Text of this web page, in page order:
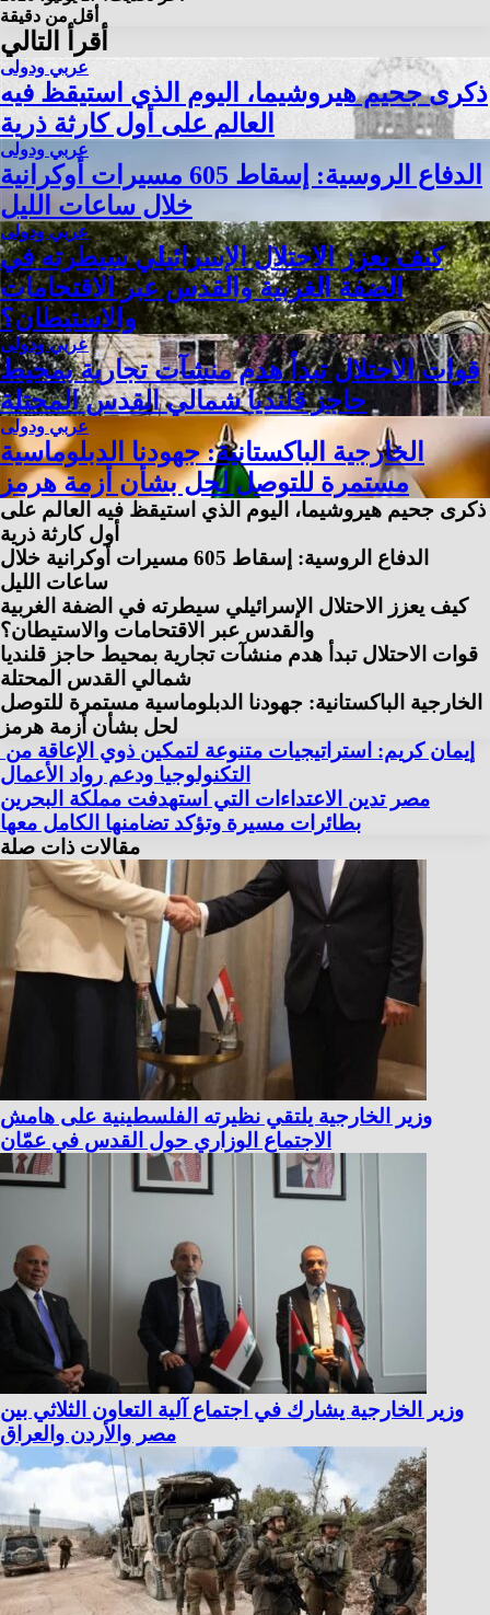
أقل من دقيقة
أقرأ التالي
عربي ودولى
ذكرى جحيم هيروشيما، اليوم الذي استيقظ فيه
العالم على أول كارثة ذرية
عربي ودولى
الدفاع الروسية: إسقاط 605 مسيرات أوكرانية
خلال ساعات الليل
عربي ودولى
كيف يعزز الاحتلال الإسرائيلي سيطرته في
الضفة الغربية والقدس عبر الاقتحامات
والاستيطان؟
عربي ودولى
قوات الاحتلال تبدأ هدم منشآت تجارية بمحيط
حاجز قلنديا شمالي القدس المحتلة
عربي ودولى
الخارجية الباكستانية: جهودنا الدبلوماسية
مستمرة للتوصل لحل بشأن أزمة هرمز
ذكرى جحيم هيروشيما، اليوم الذي استيقظ فيه العالم على
أول كارثة ذرية
الدفاع الروسية: إسقاط 605 مسيرات أوكرانية خلال
ساعات الليل
كيف يعزز الاحتلال الإسرائيلي سيطرته في الضفة الغربية
والقدس عبر الاقتحامات والاستيطان؟
قوات الاحتلال تبدأ هدم منشآت تجارية بمحيط حاجز قلنديا
شمالي القدس المحتلة
الخارجية الباكستانية: جهودنا الدبلوماسية مستمرة للتوصل
لحل بشأن أزمة هرمز
التكنولوجيا ودعم رواد الأعمال
مصر تدين الاعتداءات التي استهدفت مملكة البحرين
بطائرات مسيرة وتؤكد تضامنها الكامل معها
مقالات ذات صلة
وزير الخارجية يلتقي نظيرته الفلسطينية على هامش
الاجتماع الوزاري حول القدس في عمّان
وزير الخارجية يشارك في اجتماع آلية التعاون الثلاثي بين
مصر والأردن والعراق